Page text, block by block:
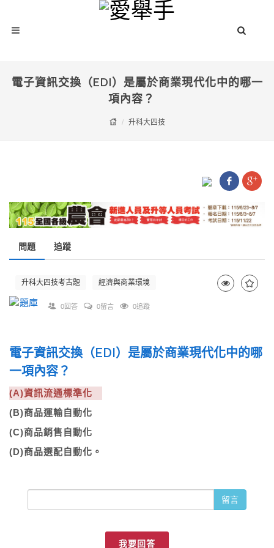
電子資訊交換（EDI）是屬於商業現代化中的哪一
項內容？
升科大四技
問題 追蹤
升科大四技考古題 經濟與商業環境
0回答 0留言 0追蹤
電子資訊交換（EDI）是屬於商業現代化中的哪
一項內容？
(A)資訊流通標準化
(B)商品運輸自動化
(C)商品銷售自動化
(D)商品選配自動化。
留言
我要回答